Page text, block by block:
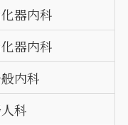
器内科
器内科
内科
科